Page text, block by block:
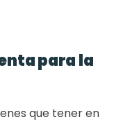
para la
que tener en